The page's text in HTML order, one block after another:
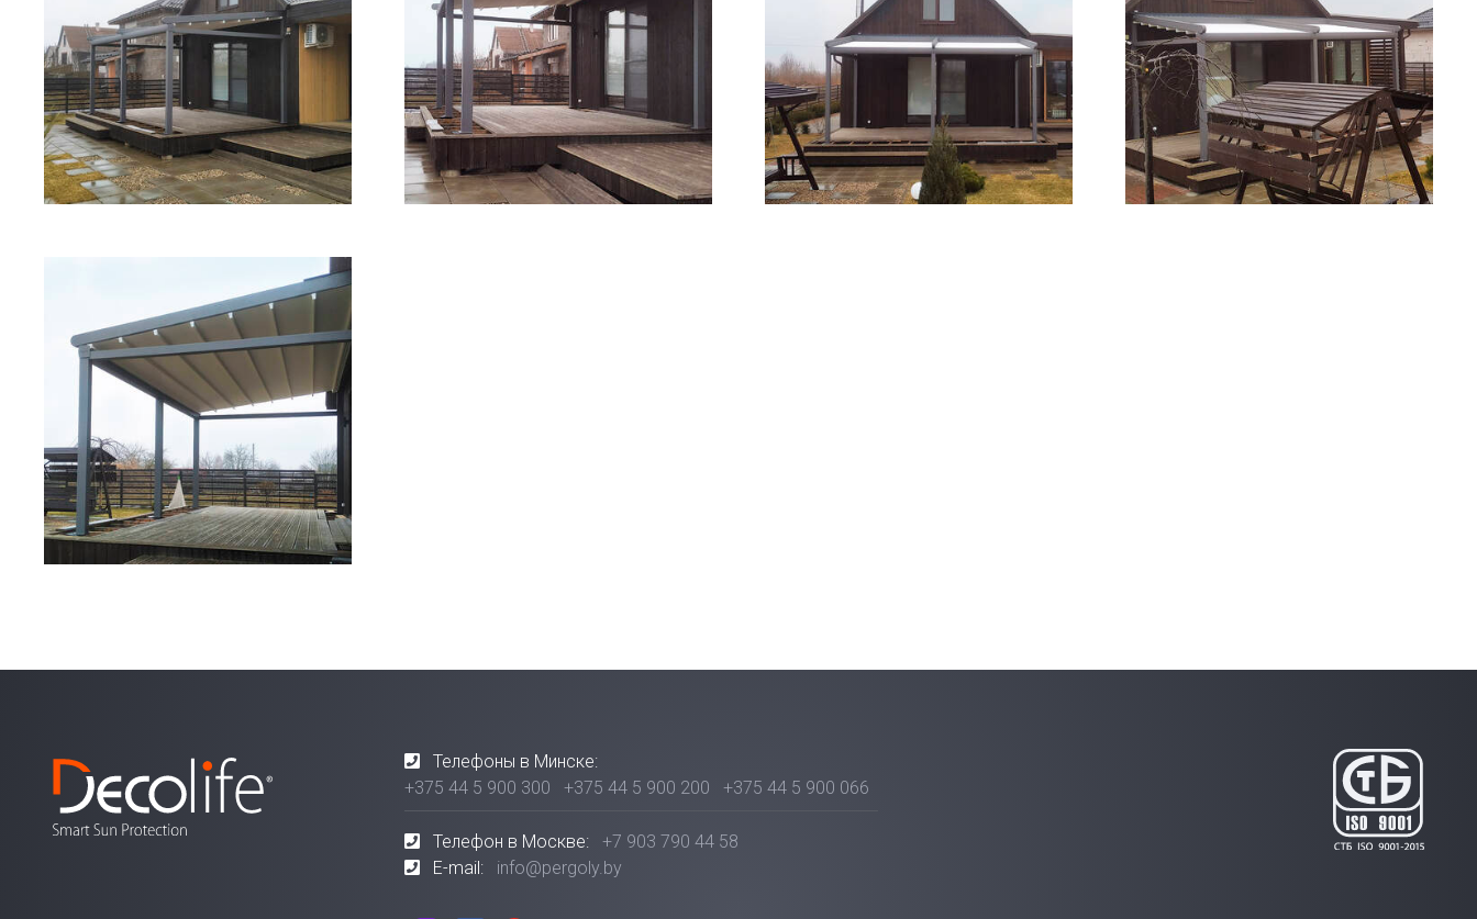
Телефоны в Минске:
+375 44 5 900 300
+375 44 5 900 200 +375 44 5 900 066
Телефон в Москве:
+7 903 790 44 58
E-mail:
info@pergoly.by